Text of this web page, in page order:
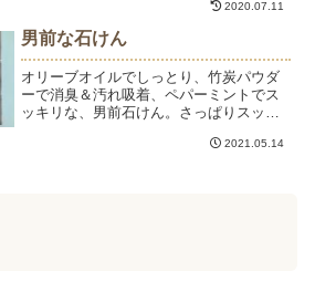
なりたい方を対象としています。オンラ
インレッスンでは、石けんは作りませ
ん。石けん作りに必要な知識...
2020.07.11
男前な石けん
オリーブオイルでしっとり、竹炭パウダ
ーで消臭＆汚れ吸着、ペパーミントでス
ッキリな、男前石けん。さっぱりスッキ
なる季節におすすめの石けんです。父の
2021.05.14